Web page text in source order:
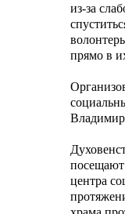
из-за
прямо в
центра